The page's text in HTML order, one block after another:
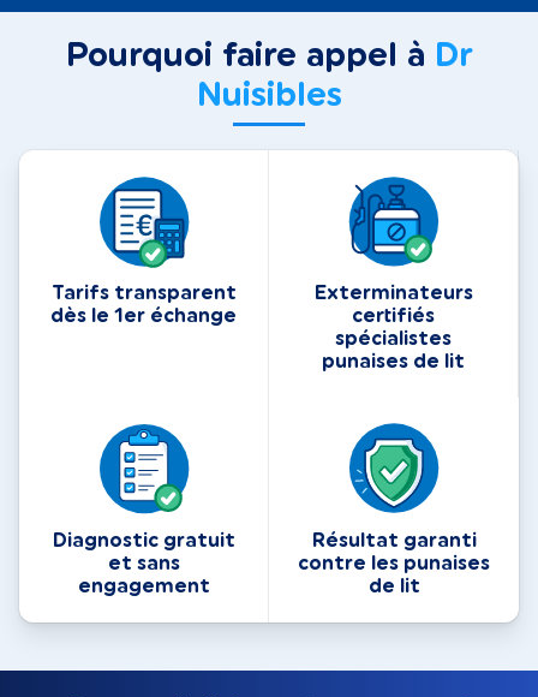
Pourquoi faire appel à Dr
Nuisibles
Tarifs transparent
dès le 1er échange
Exterminateurs
certifiés
spécialistes
punaises de lit
Diagnostic gratuit
et sans
engagement
Résultat garanti
contre les punaises
de lit